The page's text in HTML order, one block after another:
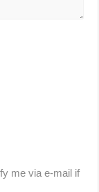
me via e-mail if